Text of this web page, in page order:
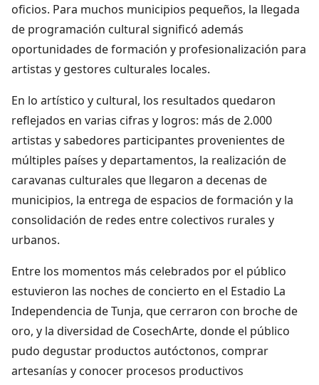
oficios. Para muchos municipios pequeños, la llegada
de programación cultural significó además
oportunidades de formación y profesionalización para
artistas y gestores culturales locales.
En lo artístico y cultural, los resultados quedaron
reflejados en varias cifras y logros: más de 2.000
artistas y sabedores participantes provenientes de
múltiples países y departamentos, la realización de
caravanas culturales que llegaron a decenas de
municipios, la entrega de espacios de formación y la
consolidación de redes entre colectivos rurales y
urbanos.
Entre los momentos más celebrados por el público
estuvieron las noches de concierto en el Estadio La
Independencia de Tunja, que cerraron con broche de
oro, y la diversidad de CosechArte, donde el público
pudo degustar productos autóctonos, comprar
artesanías y conocer procesos productivos